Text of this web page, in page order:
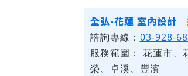
全弘-花蓮 室內設計
諮詢專線： 03-928-
服務範圍： 花蓮市、
榮、卓溪、豐濱